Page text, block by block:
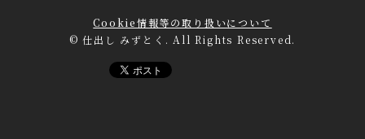
Cookie情報等の取り扱いについて
© 仕出し みずとく. All Rights Reserved.